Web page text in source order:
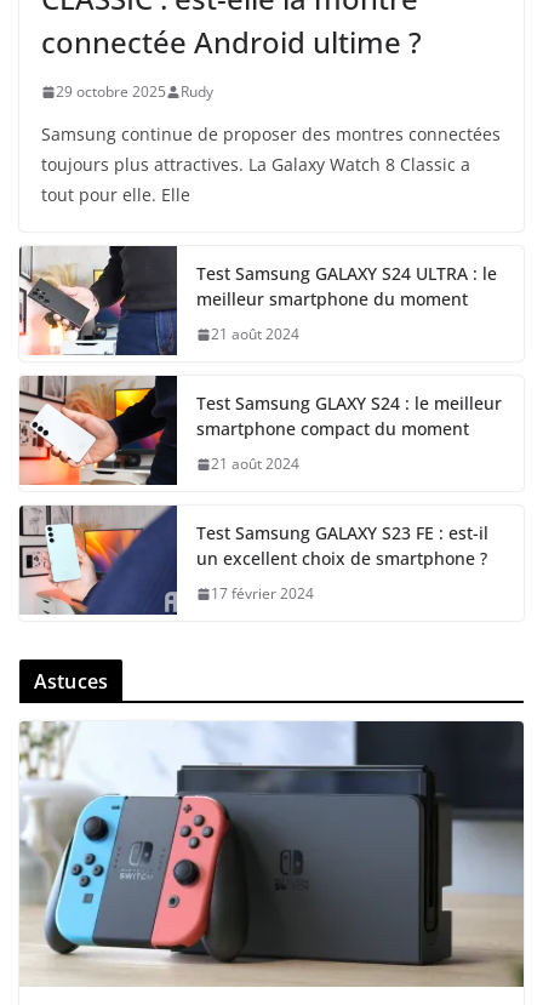
connectée Android ultime ?
29 octobre 2025 Rudy
Samsung continue de proposer des montres connectées
toujours plus attractives. La Galaxy Watch 8 Classic a
tout pour elle. Elle
Test Samsung GALAXY S24 ULTRA : le
meilleur smartphone du moment
21 août 2024
Test Samsung GLAXY S24 : le meilleur
smartphone compact du moment
21 août 2024
Test Samsung GALAXY S23 FE : est-il
un excellent choix de smartphone ?
17 février 2024
Astuces